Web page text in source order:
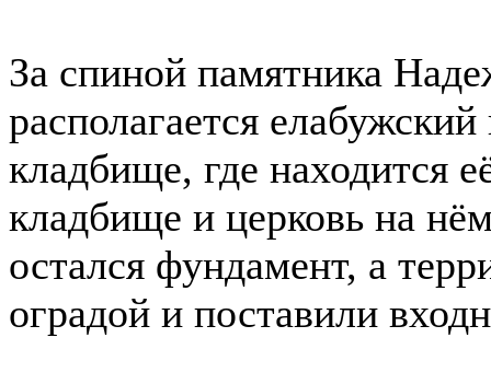
За спиной памятника
располагается
кладбище, где находится
кладбище и церковь на
остался фундамент, а
оградой и поставили